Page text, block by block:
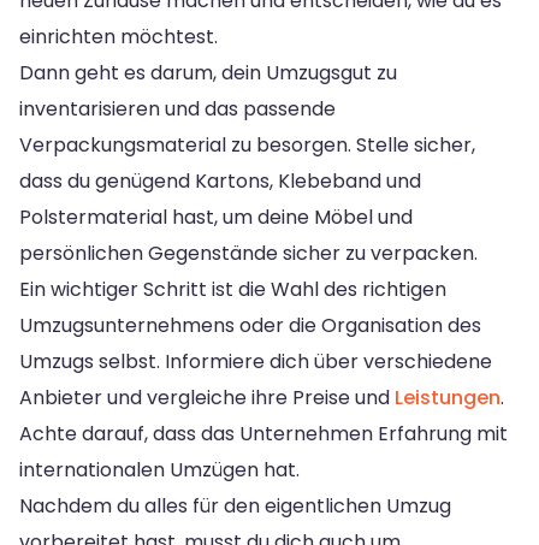
einrichten möchtest.
Dann geht es darum, dein Umzugsgut zu
inventarisieren und das passende
Verpackungsmaterial zu besorgen. Stelle sicher,
dass du genügend Kartons, Klebeband und
Polstermaterial hast, um deine Möbel und
persönlichen Gegenstände sicher zu verpacken.
Ein wichtiger Schritt ist die Wahl des richtigen
Umzugsunternehmens oder die Organisation des
Umzugs selbst. Informiere dich über verschiedene
Anbieter und vergleiche ihre Preise und Leistungen.
Achte darauf, dass das Unternehmen Erfahrung mit
internationalen Umzügen hat.
Nachdem du alles für den eigentlichen Umzug